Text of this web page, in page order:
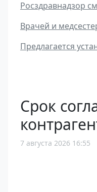
Росздравнадзор
Врачей и
Предлагается
Срок
7 августа 2026 16:55